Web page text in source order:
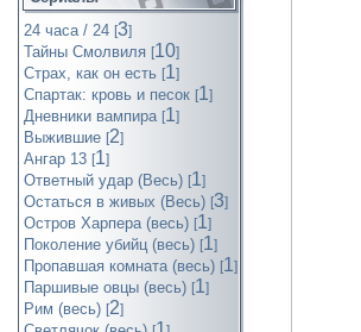
24 часа / 24 [3]
Тайны Смолвиля [10]
Страх, как он есть [1]
Спартак: кровь и песок [1]
Дневники вампира [1]
Выжившие [2]
Ангар 13 [1]
Ответный удар (Весь) [1]
Остаться в живых (Весь) [3]
Остров Харпера (весь) [1]
Поколение убийц (весь) [1]
Пропавшая комната (весь) [1]
Паршивые овцы (весь) [1]
Рим (весь) [2]